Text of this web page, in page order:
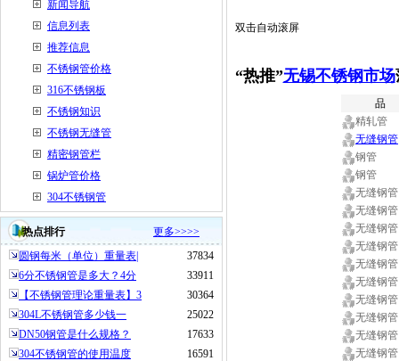
新闻导航
信息列表
推荐信息
不锈钢管价格
316不锈钢板
不锈钢知识
不锈钢无缝管
精密钢管栏
锅炉管价格
304不锈钢管
热点排行
更多>>>>
圆钢每米（单位）重量表|
37834
6分不锈钢管是多大？4分
33911
【不锈钢管理论重量表】3
30364
304L不锈钢管多少钱一
25022
DN50钢管是什么规格？
17633
304不锈钢管的使用温度
16591
双击自动滚屏
“热推”无锡不锈钢市场
品
精轧管
无缝钢管
钢管
钢管
无缝钢管
无缝钢管
无缝钢管
无缝钢管
无缝钢管
无缝钢管
无缝钢管
无缝钢管
无缝钢管
无缝钢管